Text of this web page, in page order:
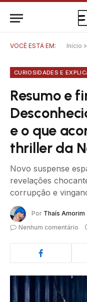
VOCÊ ESTÁ EM: Início »
CURIOSIDADES E
Resumo e
e o que
thriller da
Novo suspense
revelações
corrupção e
Por Thaís Amorim
Nenhum comentário